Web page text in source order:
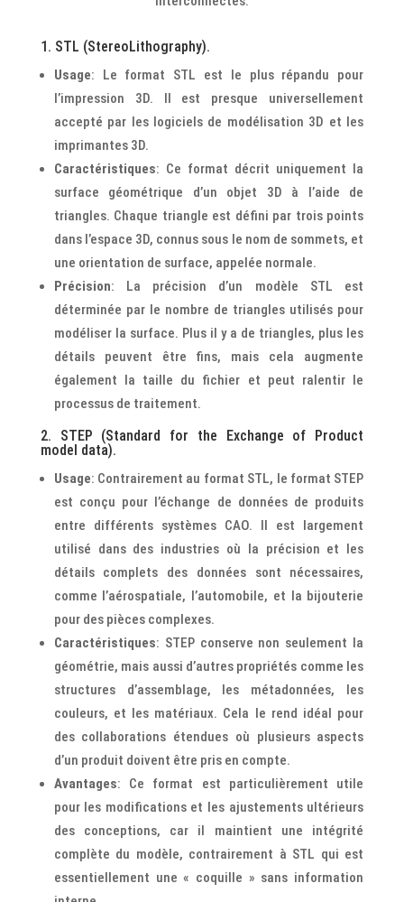
1. STL (StereoLithography).
Usage: Le format STL est le plus répandu pour
l’impression 3D. Il est presque universellement
accepté par les logiciels de modélisation 3D et les
imprimantes 3D.
Caractéristiques: Ce format décrit uniquement la
surface géométrique d’un objet 3D à l’aide de
triangles. Chaque triangle est défini par trois points
dans l’espace 3D, connus sous le nom de sommets, et
une orientation de surface, appelée normale.
Précision: La précision d’un modèle STL est
déterminée par le nombre de triangles utilisés pour
modéliser la surface. Plus il y a de triangles, plus les
détails peuvent être fins, mais cela augmente
également la taille du fichier et peut ralentir le
processus de traitement.
2. STEP (Standard for the Exchange of Product
model data).
Usage: Contrairement au format STL, le format STEP
est conçu pour l’échange de données de produits
entre différents systèmes CAO. Il est largement
utilisé dans des industries où la précision et les
détails complets des données sont nécessaires,
comme l’aérospatiale, l’automobile, et la bijouterie
pour des pièces complexes.
Caractéristiques: STEP conserve non seulement la
géométrie, mais aussi d’autres propriétés comme les
structures d’assemblage, les métadonnées, les
couleurs, et les matériaux. Cela le rend idéal pour
des collaborations étendues où plusieurs aspects
d’un produit doivent être pris en compte.
Avantages: Ce format est particulièrement utile
pour les modifications et les ajustements ultérieurs
des conceptions, car il maintient une intégrité
complète du modèle, contrairement à STL qui est
essentiellement une « coquille » sans information